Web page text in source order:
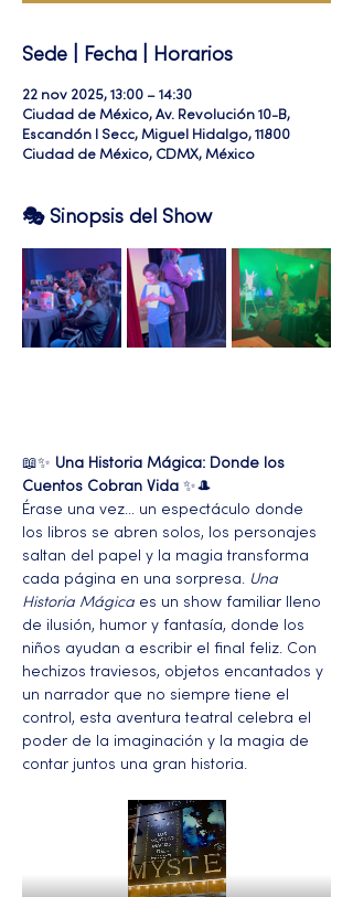
Sede | Fecha | Horarios
22 nov 2025, 13:00 – 14:30
Ciudad de México, Av. Revolución 10-B,
Escandón I Secc, Miguel Hidalgo, 11800
Ciudad de México, CDMX, México
🎭 Sinopsis del Show
📖✨ Una Historia Mágica: Donde los
Cuentos Cobran Vida ✨🎩
Érase una vez… un espectáculo donde
los libros se abren solos, los personajes
saltan del papel y la magia transforma
cada página en una sorpresa. Una
Historia Mágica es un show familiar lleno
de ilusión, humor y fantasía, donde los
niños ayudan a escribir el final feliz. Con
hechizos traviesos, objetos encantados y
un narrador que no siempre tiene el
control, esta aventura teatral celebra el
poder de la imaginación y la magia de
contar juntos una gran historia.